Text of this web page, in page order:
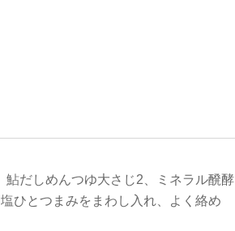
鮎だしめんつゆ大さじ2、ミネラル醗酵
ひとつまみをまわし入れ、よく絡め